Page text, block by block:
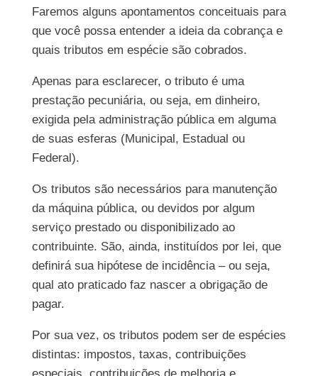
Faremos alguns apontamentos conceituais para
que você possa entender a ideia da cobrança e
quais tributos em espécie são cobrados.
Apenas para esclarecer, o tributo é uma
prestação pecuniária, ou seja, em dinheiro,
exigida pela administração pública em alguma
de suas esferas (Municipal, Estadual ou
Federal).
Os tributos são necessários para manutenção
da máquina pública, ou devidos por algum
serviço prestado ou disponibilizado ao
contribuinte. São, ainda, instituídos por lei, que
definirá sua hipótese de incidência – ou seja,
qual ato praticado faz nascer a obrigação de
pagar.
Por sua vez, os tributos podem ser de espécies
distintas: impostos, taxas, contribuições